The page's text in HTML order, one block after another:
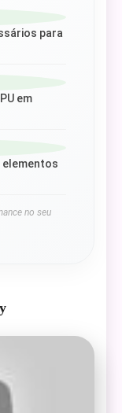
para
em
elementos
no seu